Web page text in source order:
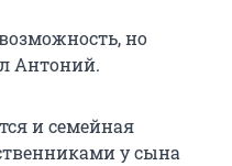
но
Антоний.
и семейная
у сына